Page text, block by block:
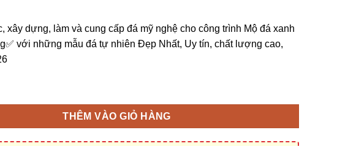
xây dựng, làm và cung cấp đá mỹ nghệ cho công trình Mộ đá xanh
với những mẫu đá tự nhiên Đẹp Nhất, Uy tín, chất lượng cao,
dựng, bán Mộ đá xanh rêu ở Lâm Đồng rẻ đẹp số lượng
THÊM VÀO GIỎ HÀNG